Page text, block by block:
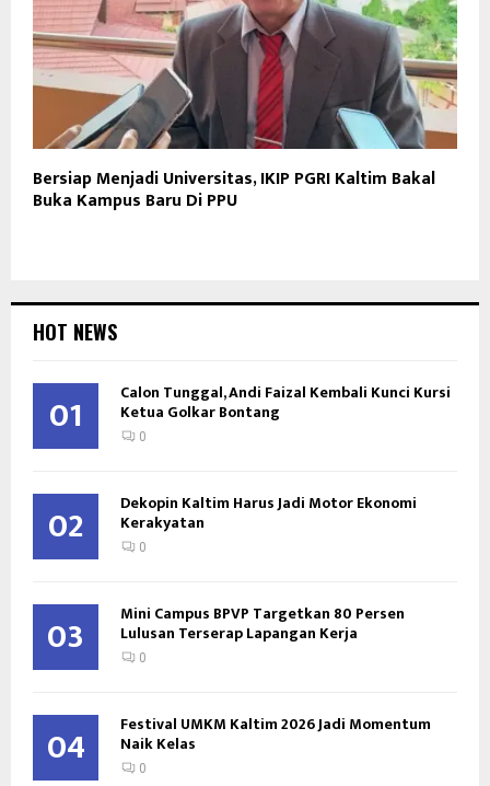
Bersiap Menjadi Universitas, IKIP PGRI Kaltim Bakal
Buka Kampus Baru Di PPU
HOT NEWS
01 Calon Tunggal, Andi Faizal Kembali Kunci Kursi
Ketua Golkar Bontang
0
02 Dekopin Kaltim Harus Jadi Motor Ekonomi
Kerakyatan
0
03 Mini Campus BPVP Targetkan 80 Persen
Lulusan Terserap Lapangan Kerja
0
04 Festival UMKM Kaltim 2026 Jadi Momentum
Naik Kelas
0